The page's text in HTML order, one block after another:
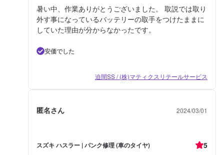
暑い中、作業ありがとうございました。 取説では取り
外す事になっているバッテリーの取手をつけたままに
していた理由が分からなかったです。
安価でした
迫間SS / (株)マティクスリテールサービス
匿名さん 2024/03/01
スズキ ハスラー | パンク修理 (車のタイヤ) 5